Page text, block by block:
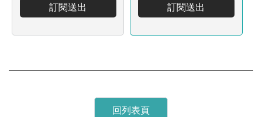
訂閱送出 訂閱送出
回列表頁